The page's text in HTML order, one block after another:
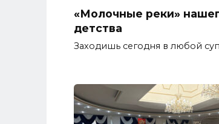
«Молочные реки»
детства
Заходишь сегодня в любой